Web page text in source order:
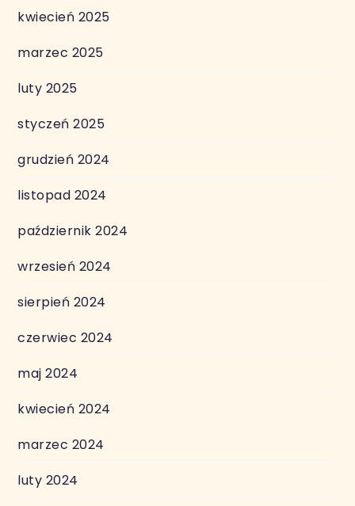
kwiecień 2025
marzec 2025
luty 2025
styczeń 2025
grudzień 2024
listopad 2024
październik 2024
wrzesień 2024
sierpień 2024
czerwiec 2024
maj 2024
kwiecień 2024
marzec 2024
luty 2024